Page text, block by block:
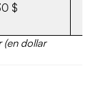
$
(en dollar